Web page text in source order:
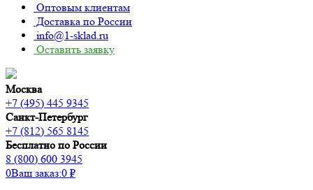
Оптовым клиентам
Доставка по России
info@1-sklad.ru
Оставить заявку
Москва
+7 (495) 445 9345
Санкт-Петербург
+7 (812) 565 8145
Бесплатно по России
8 (800) 600 3945
0Ваш заказ:0 ₽